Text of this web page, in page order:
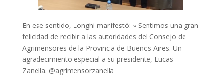
En ese sentido, Longhi manifestó: » Sentimos una gran
felicidad de recibir a las autoridades del Consejo de
Agrimensores de la Provincia de Buenos Aires. Un
agradecimiento especial a su presidente, Lucas
Zanella. @agrimensorzanella